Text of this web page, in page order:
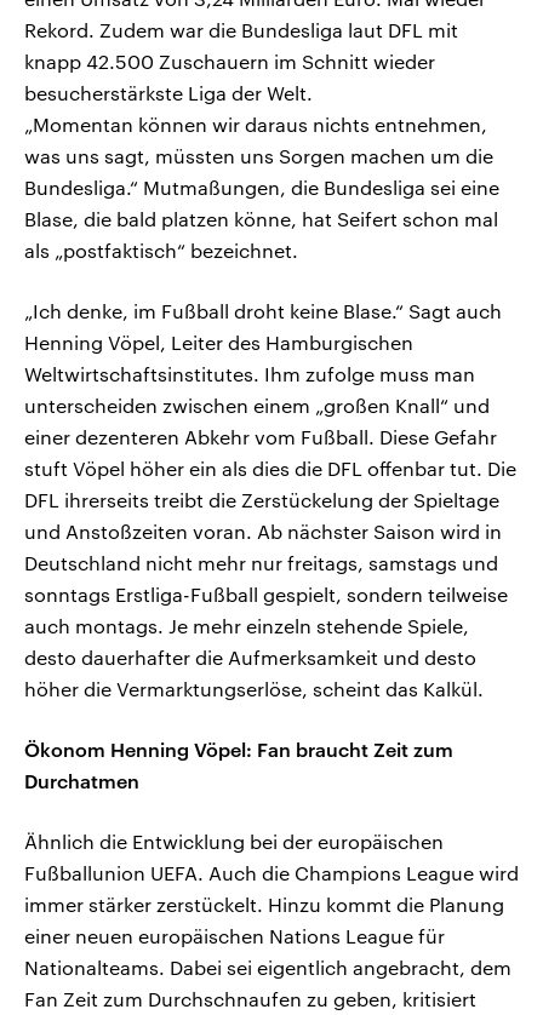
Rekord. Zudem war die Bundesliga laut DFL mit
knapp 42.500 Zuschauern im Schnitt wieder
besucherstärkste Liga der Welt.
„Momentan können wir daraus nichts entnehmen,
was uns sagt, müssten uns Sorgen machen um die
Bundesliga.“ Mutmaßungen, die Bundesliga sei eine
Blase, die bald platzen könne, hat Seifert schon mal
als „postfaktisch“ bezeichnet.
„Ich denke, im Fußball droht keine Blase.“ Sagt auch
Henning Vöpel, Leiter des Hamburgischen
Weltwirtschaftsinstitutes. Ihm zufolge muss man
unterscheiden zwischen einem „großen Knall“ und
einer dezenteren Abkehr vom Fußball. Diese Gefahr
stuft Vöpel höher ein als dies die DFL offenbar tut. Die
DFL ihrerseits treibt die Zerstückelung der Spieltage
und Anstoßzeiten voran. Ab nächster Saison wird in
Deutschland nicht mehr nur freitags, samstags und
sonntags Erstliga-Fußball gespielt, sondern teilweise
auch montags. Je mehr einzeln stehende Spiele,
desto dauerhafter die Aufmerksamkeit und desto
höher die Vermarktungserlöse, scheint das Kalkül.
Ökonom Henning Vöpel: Fan braucht Zeit zum
Durchatmen
Ähnlich die Entwicklung bei der europäischen
Fußballunion UEFA. Auch die Champions League wird
immer stärker zerstückelt. Hinzu kommt die Planung
einer neuen europäischen Nations League für
Nationalteams. Dabei sei eigentlich angebracht, dem
Fan Zeit zum Durchschnaufen zu geben, kritisiert